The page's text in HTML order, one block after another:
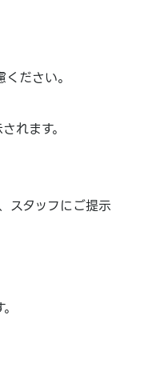
ださい。
れます。
スタッフにご提示